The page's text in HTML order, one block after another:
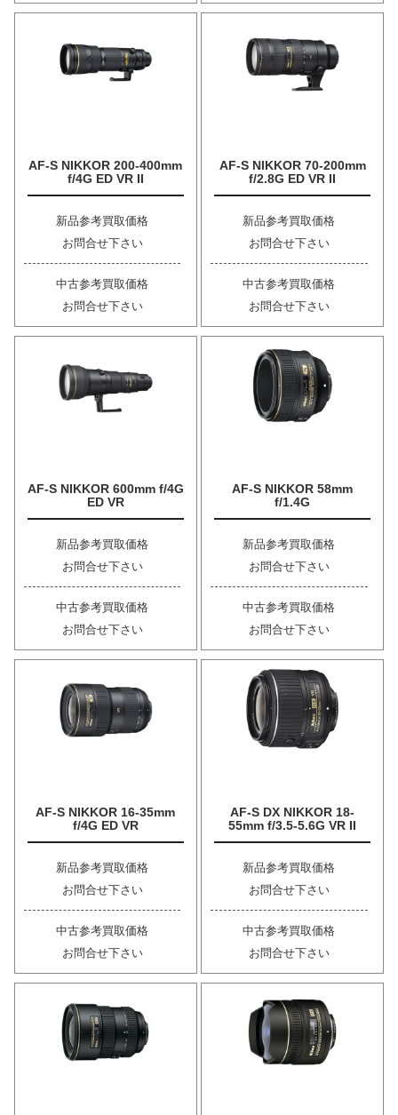
AF-S NIKKOR 200-400mm
f/4G ED VR II
新品参考買取価格
お問合せ下さい
中古参考買取価格
お問合せ下さい
AF-S NIKKOR 70-200mm
f/2.8G ED VR II
新品参考買取価格
お問合せ下さい
中古参考買取価格
お問合せ下さい
AF-S NIKKOR 600mm f/4G
ED VR
新品参考買取価格
お問合せ下さい
中古参考買取価格
お問合せ下さい
AF-S NIKKOR 58mm
f/1.4G
新品参考買取価格
お問合せ下さい
中古参考買取価格
お問合せ下さい
AF-S NIKKOR 16-35mm
f/4G ED VR
新品参考買取価格
お問合せ下さい
中古参考買取価格
お問合せ下さい
AF-S DX NIKKOR 18-
55mm f/3.5-5.6G VR II
新品参考買取価格
お問合せ下さい
中古参考買取価格
お問合せ下さい